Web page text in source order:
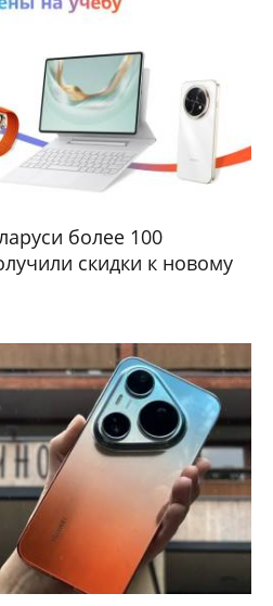
более 100
скидки к новому